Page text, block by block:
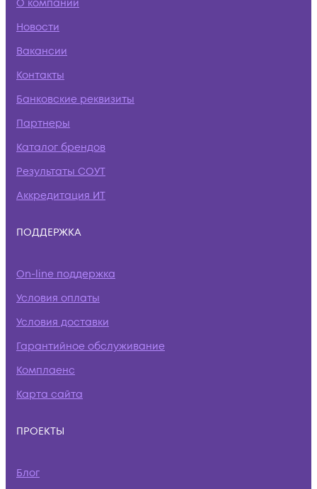
О компании
Новости
Вакансии
Контакты
Банковские реквизиты
Партнеры
Каталог брендов
Результаты СОУТ
Аккредитация ИТ
ПОДДЕРЖКА
On-line поддержка
Условия оплаты
Условия доставки
Гарантийное обслуживание
Комплаенс
Карта сайта
ПРОЕКТЫ
Блог